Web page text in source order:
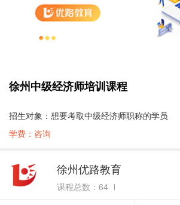
徐州中级经济师培训课程
招生对象：想要考取中级经济师职称的学员
学费：咨询
徐州优路教育
课程总数：64